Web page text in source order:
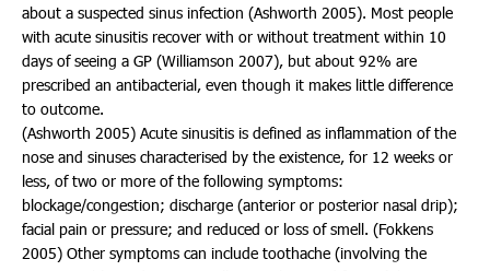
about a suspected sinus infection (Ashworth 2005). Most people
with acute sinusitis recover with or without treatment within 10
days of seeing a GP (Williamson 2007), but about 92% are
prescribed an antibacterial, even though it makes little difference
to outcome.
(Ashworth 2005) Acute sinusitis is defined as inflammation of the
nose and sinuses characterised by the existence, for 12 weeks or
less, of two or more of the following symptoms:
blockage/congestion; discharge (anterior or posterior nasal drip);
facial pain or pressure; and reduced or loss of smell. (Fokkens
2005) Other symptoms can include toothache (involving the